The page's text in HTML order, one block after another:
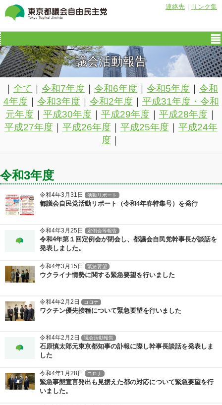
連絡先 ｜ リンク集
議会活動報告
全て 令和7年度 令和6年度 令和5年度
令和
4年度
令和3年度 令和2年度
平成31年度・令和
元年度
平成30年度 平成29年度 平成28年度
平成27年度
平成26年度 平成25年度
平成24年
度
令和3年度
令和4年3月31日 活動リポート
都議会自民党活動リポート（令和4年春特集号）を発行
令和4年3月25日 定例会等報告
令和4年第１回定例会が閉会し、都議会自民党幹事長が談話を
発表しました。
令和4年3月15日 緊急要望
ウクライナ情勢に関する緊急要望を行いました
令和4年2月2日 コロナ
ワクチン優先接種について緊急要望を行いました
令和4年2月2日 議会活動報告
石原慎太郎元東京都知事の訃報に際し幹事長談話を発表しま
した
令和4年1月28日 コロナ
緊急事態宣言発出も見据えた都の対応について緊急要望を行
いました。